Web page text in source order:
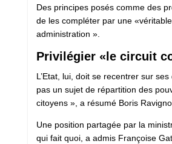
Des principes posés comme des
de les compléter par une
administration ».
Privilégier «le circuit
L’Etat, lui, doit se recentrer sur
pas un sujet de répartition des
citoyens », a résumé Boris
Une position partagée par la
qui fait quoi, a admis Françoise